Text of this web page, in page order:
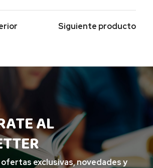
Siguiente producto
AL
ofertas exclusivas, novedades y